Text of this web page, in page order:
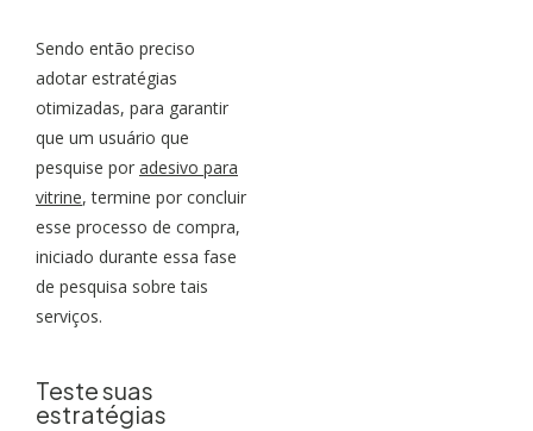
Sendo então preciso
adotar estratégias
otimizadas, para garantir
que um usuário que
pesquise por adesivo para
vitrine, termine por concluir
esse processo de compra,
iniciado durante essa fase
de pesquisa sobre tais
serviços.
Teste suas
estratégias